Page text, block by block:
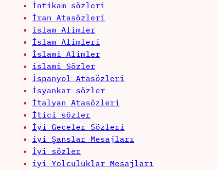
İntikam sözleri
İran Atasözleri
islam Alimler
İslam Alimleri
İslami Alimler
islami Sözler
İspanyol Atasözleri
İsyankar sözler
İtalyan Atasözleri
İtici sözler
İyi Geceler Sözleri
iyi Şanslar Mesajları
İyi sözler
iyi Yolculuklar Mesajları